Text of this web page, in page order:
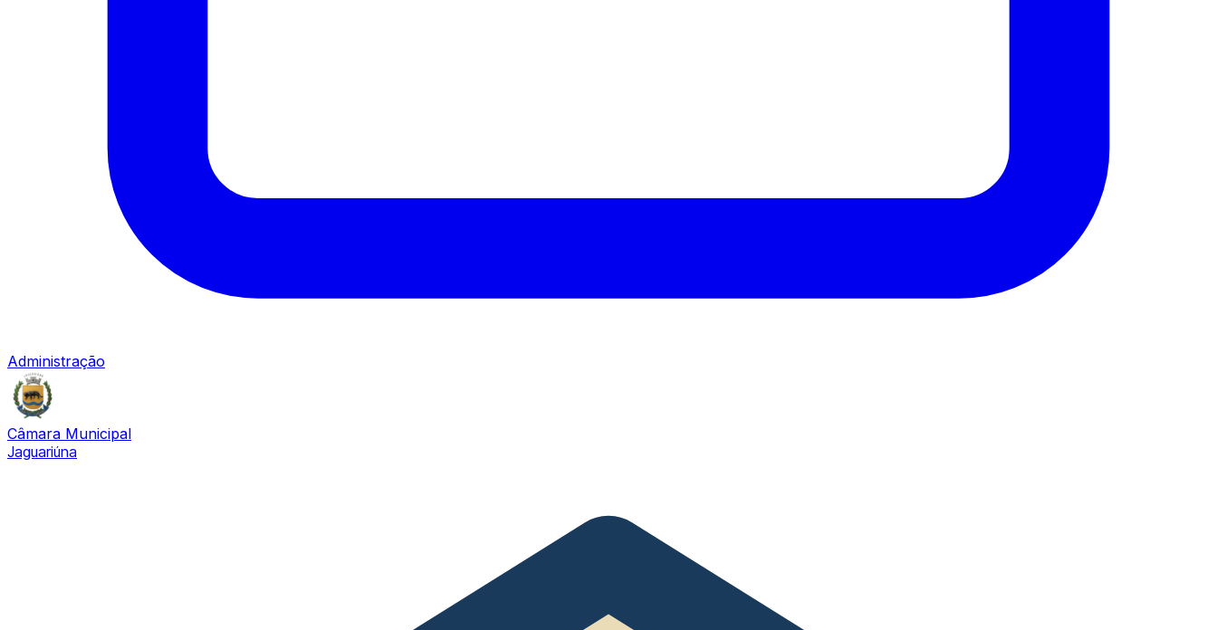
Administração
Câmara Municipal
Jaguariúna